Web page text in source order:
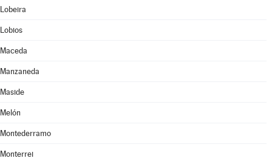
Lobeira
Lobios
Maceda
Manzaneda
Maside
Melón
Montederramo
Monterrei